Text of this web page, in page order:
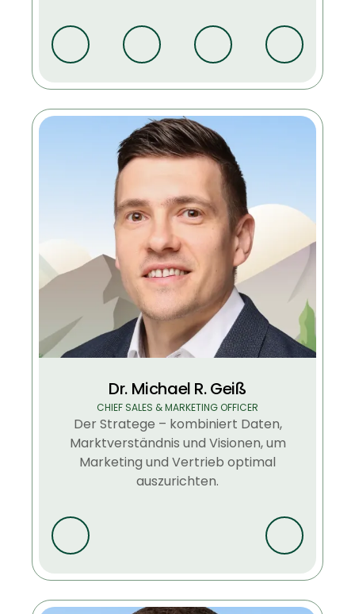
Dr. Michael R. Geiß
CHIEF SALES & MARKETING OFFICER
Der Stratege – kombiniert Daten,
Marktverständnis und Visionen, um
Marketing und Vertrieb optimal
auszurichten.